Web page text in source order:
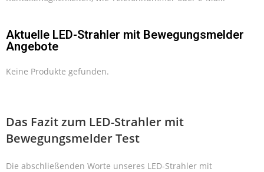
Aktuelle LED-Strahler mit Bewegungsmelder
Angebote
Keine Produkte gefunden.
Das Fazit zum LED-Strahler mit
Bewegungsmelder Test
Die abschließenden Worte unseres LED-Strahler mit